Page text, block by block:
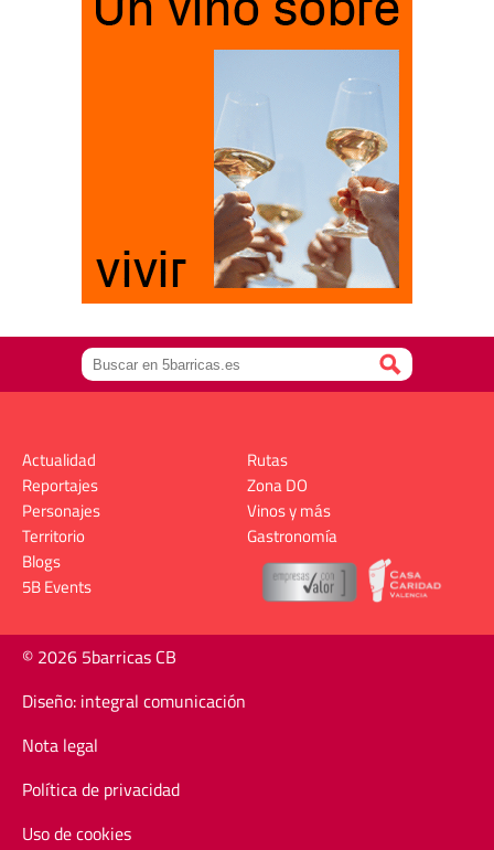
Actualidad
Reportajes
Personajes
Territorio
Rutas
Zona DO
Vinos y más
Gastronomía
Blogs
5B Events
© 2026 5barricas CB
Diseño: integral comunicación
Nota legal
Política de privacidad
Uso de cookies